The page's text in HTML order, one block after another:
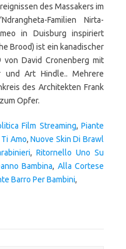
des Massakers im
Familien Nirta-
in Duisburg inspiriert
Brood) ist ein kanadischer
David Cronenberg mit
und Art Hindle.. Mehrere
des Architekten Frank
Opfer.
Film Streaming,Piante
Amo,Nuove Skin Di Brawl
, Ritornello Uno Su
Bambina, Alla Cortese
Barro Per Bambini,